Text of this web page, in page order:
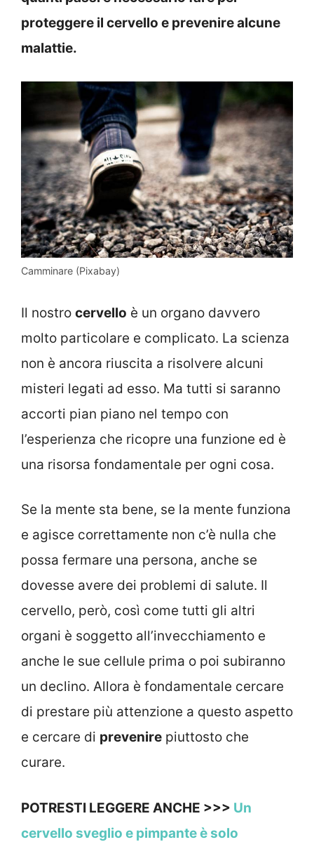
proteggere il cervello e prevenire alcune
malattie.
Camminare (Pixabay)
Il nostro cervello è un organo davvero
molto particolare e complicato. La scienza
non è ancora riuscita a risolvere alcuni
misteri legati ad esso. Ma tutti si saranno
accorti pian piano nel tempo con
l’esperienza che ricopre una funzione ed è
una risorsa fondamentale per ogni cosa.
Se la mente sta bene, se la mente funziona
e agisce correttamente non c’è nulla che
possa fermare una persona, anche se
dovesse avere dei problemi di salute. Il
cervello, però, così come tutti gli altri
organi è soggetto all’invecchiamento e
anche le sue cellule prima o poi subiranno
un declino. Allora è fondamentale cercare
di prestare più attenzione a questo aspetto
e cercare di prevenire piuttosto che
curare.
POTRESTI LEGGERE ANCHE >>> Un
cervello sveglio e pimpante è solo